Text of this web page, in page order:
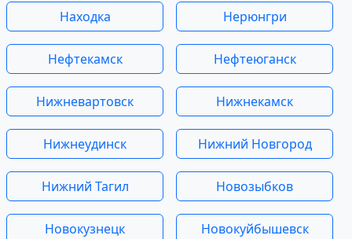
Находка Нерюнгри
Нефтекамск Нефтеюганск
Нижневартовск Нижнекамск
Нижнеудинск Нижний Новгород
Нижний Тагил Новозыбков
Новокузнецк Новокуйбышевск